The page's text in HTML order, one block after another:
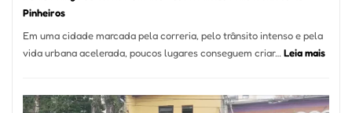
Pinheiros
Em uma cidade marcada pela correria, pelo trânsito intenso e pela
vida urbana acelerada, poucos lugares conseguem criar… Leia mais: